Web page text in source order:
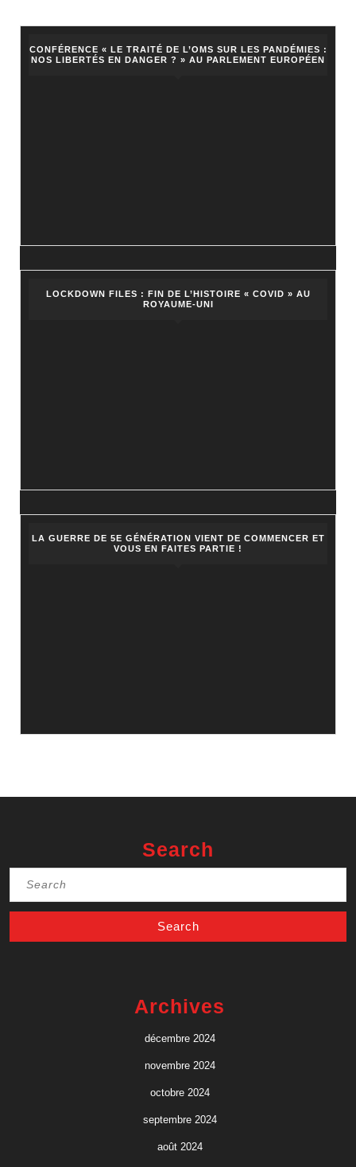
CONFÉRENCE « LE TRAITÉ DE L’OMS SUR LES PANDÉMIES :
NOS LIBERTÉS EN DANGER ? » AU PARLEMENT EUROPÉEN
LOCKDOWN FILES : FIN DE L’HISTOIRE « COVID » AU
ROYAUME-UNI
LA GUERRE DE 5E GÉNÉRATION VIENT DE COMMENCER ET
VOUS EN FAITES PARTIE !
Search
Archives
décembre 2024
novembre 2024
octobre 2024
septembre 2024
août 2024